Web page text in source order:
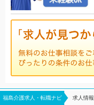
福島介護求人・転職ナビ 求人情報